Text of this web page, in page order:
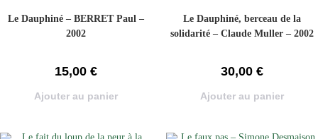
Le Dauphiné – BERRET Paul –
2002
15,00 €
Ajouter au panier
Le Dauphiné, berceau de la
solidarité – Claude Muller – 2002
30,00 €
Ajouter au panier